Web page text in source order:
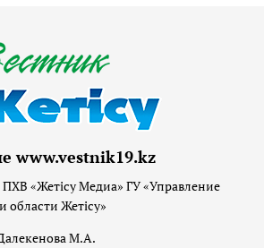
www.vestnik19.kz
«Жетісу Медиа» ГУ «Управление
области Жетісу»
М.А.